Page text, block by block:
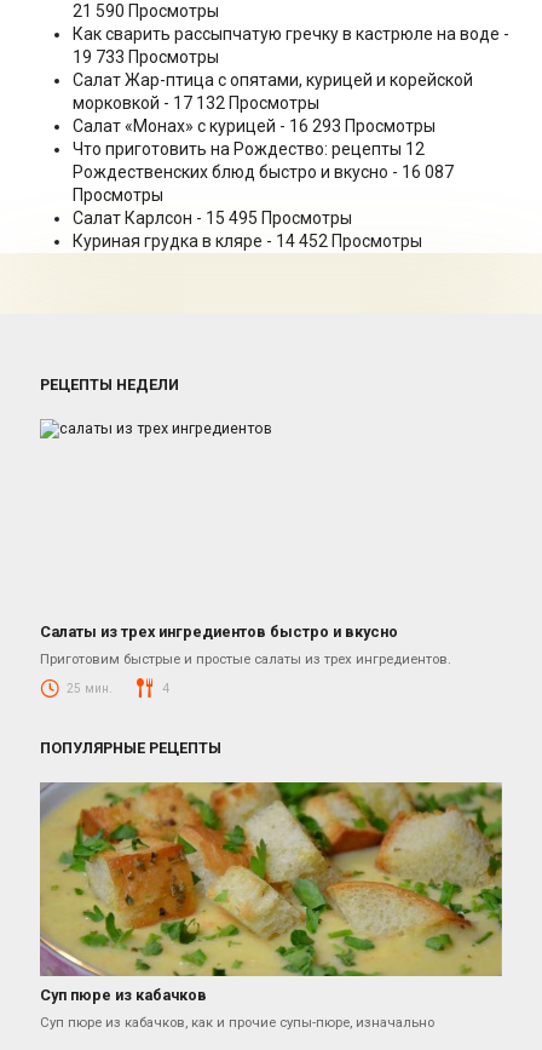
21 590 Просмотры
Как сварить рассыпчатую гречку в кастрюле на воде -
19 733 Просмотры
Салат Жар-птица с опятами, курицей и корейской
морковкой - 17 132 Просмотры
Салат «Монах» с курицей - 16 293 Просмотры
Что приготовить на Рождество: рецепты 12
Рождественских блюд быстро и вкусно - 16 087
Просмотры
Салат Карлсон - 15 495 Просмотры
Куриная грудка в кляре - 14 452 Просмотры
РЕЦЕПТЫ НЕДЕЛИ
Салаты
Салаты из трех ингредиентов быстро и вкусно
Приготовим быстрые и простые салаты из трех ингредиентов.
25 мин. 4
ПОПУЛЯРНЫЕ РЕЦЕПТЫ
Первые Блюда
Суп пюре из кабачков
Суп пюре из кабачков, как и прочие супы-пюре, изначально